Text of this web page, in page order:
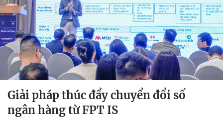
Giải pháp thúc đẩy chuyển đổi số
ngân hàng từ FPT IS